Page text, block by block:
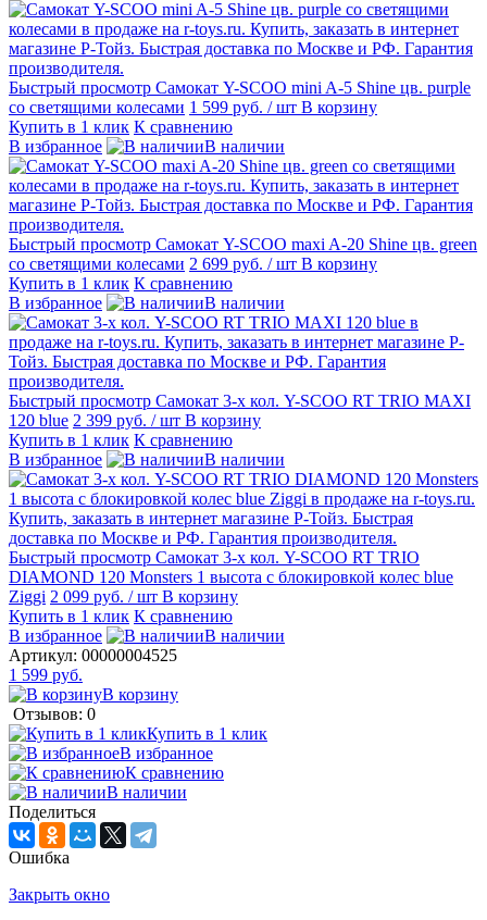
Быстрый просмотр Самокат Y-SCOO mini A-5 Shine цв. purple
со светящими колесами 1 599 руб. / шт В корзину
Купить в 1 клик К сравнению
В избранное
В наличии
Быстрый просмотр Самокат Y-SCOO maxi A-20 Shine цв. green
со светящими колесами 2 699 руб. / шт В корзину
Купить в 1 клик К сравнению
В избранное
В наличии
Быстрый просмотр Самокат 3-х кол. Y-SCOO RT TRIO MAXI
120 blue 2 399 руб. / шт В корзину
Купить в 1 клик К сравнению
В избранное
В наличии
Быстрый просмотр Самокат 3-х кол. Y-SCOO RT TRIO
DIAMOND 120 Monsters 1 высота с блокировкой колес blue
Ziggi 2 099 руб. / шт В корзину
Купить в 1 клик К сравнению
В избранное
В наличии
Артикул: 00000004525
1 599 руб.
В корзину
Отзывов: 0
Купить в 1 клик
В избранное
К сравнению
В наличии
Поделиться
Ошибка
Закрыть окно